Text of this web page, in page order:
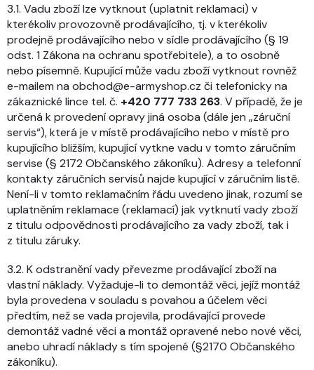
3.1. Vadu zboží lze vytknout (uplatnit reklamaci) v
kterékoliv provozovně prodávajícího, tj. v kterékoliv
prodejně prodávajícího nebo v sídle prodávajícího (§ 19
odst. 1 Zákona na ochranu spotřebitele), a to osobně
nebo písemně. Kupující může vadu zboží vytknout rovněž
e-mailem na obchod@e-armyshop.cz či telefonicky na
zákaznické lince tel. č. +420 777 733 263. V případě, že je
určená k provedení opravy jiná osoba (dále jen „záruční
servis“), která je v místě prodávajícího nebo v místě pro
kupujícího bližším, kupující vytkne vadu v tomto záručním
servise (§ 2172 Občanského zákoníku). Adresy a telefonní
kontakty záručních servisů najde kupující v záručním listě.
Není-li v tomto reklamačním řádu uvedeno jinak, rozumí se
uplatněním reklamace (reklamací) jak vytknutí vady zboží
z titulu odpovědnosti prodávajícího za vady zboží, tak i
z titulu záruky.
3.2. K odstranění vady převezme prodávající zboží na
vlastní náklady. Vyžaduje-li to demontáž věci, jejíž montáž
byla provedena v souladu s povahou a účelem věci
předtím, než se vada projevila, prodávající provede
demontáž vadné věci a montáž opravené nebo nové věci,
anebo uhradí náklady s tím spojené (§2170 Občanského
zákoníku).